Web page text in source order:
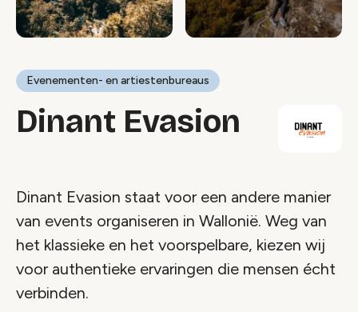
Evenementen- en artiestenbureaus
Dinant Evasion
Dinant Evasion staat voor een andere manier
van events organiseren in Wallonië. Weg van
het klassieke en het voorspelbare, kiezen wij
voor authentieke ervaringen die mensen écht
verbinden.